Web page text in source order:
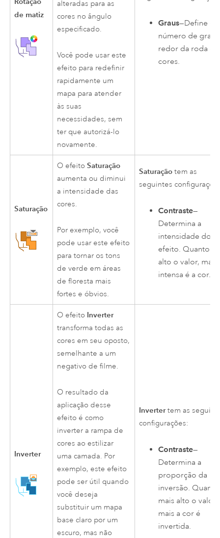
de matiz
alteradas para as
cores no ângulo
especificado.
Você pode usar este
efeito para redefinir
rapidamente um
mapa para atender
às suas
necessidades, sem
ter que autorizá-lo
novamente.
Graus—Define o
número de
redor da roda de
cores.
Saturação
O efeitoSaturação
aumenta ou diminui
a intensidade das
cores.
Por exemplo, você
pode usar este efeito
para tornar os tons
de verde em áreas
de floresta mais
fortes e óbvios.
Saturação tem as
seguintes
Contraste—
Determina a
intensidade do
efeito. Quanto
alto o valor, mais
intensa é a cor.
Inverter
O efeito Inverter
transforma todas as
cores em seu oposto,
semelhante a um
negativo de filme.
O resultado da
aplicação desse
efeito é como
inverter a rampa de
cores ao estilizar
uma camada. Por
exemplo, este efeito
pode ser útil quando
você deseja
substituir um mapa
base claro por um
escuro, mas não
Invertertem as
configurações:
Contraste—
Determina a
proporção da
inversão. Quanto
mais alto o valor,
mais a cor é
invertida.